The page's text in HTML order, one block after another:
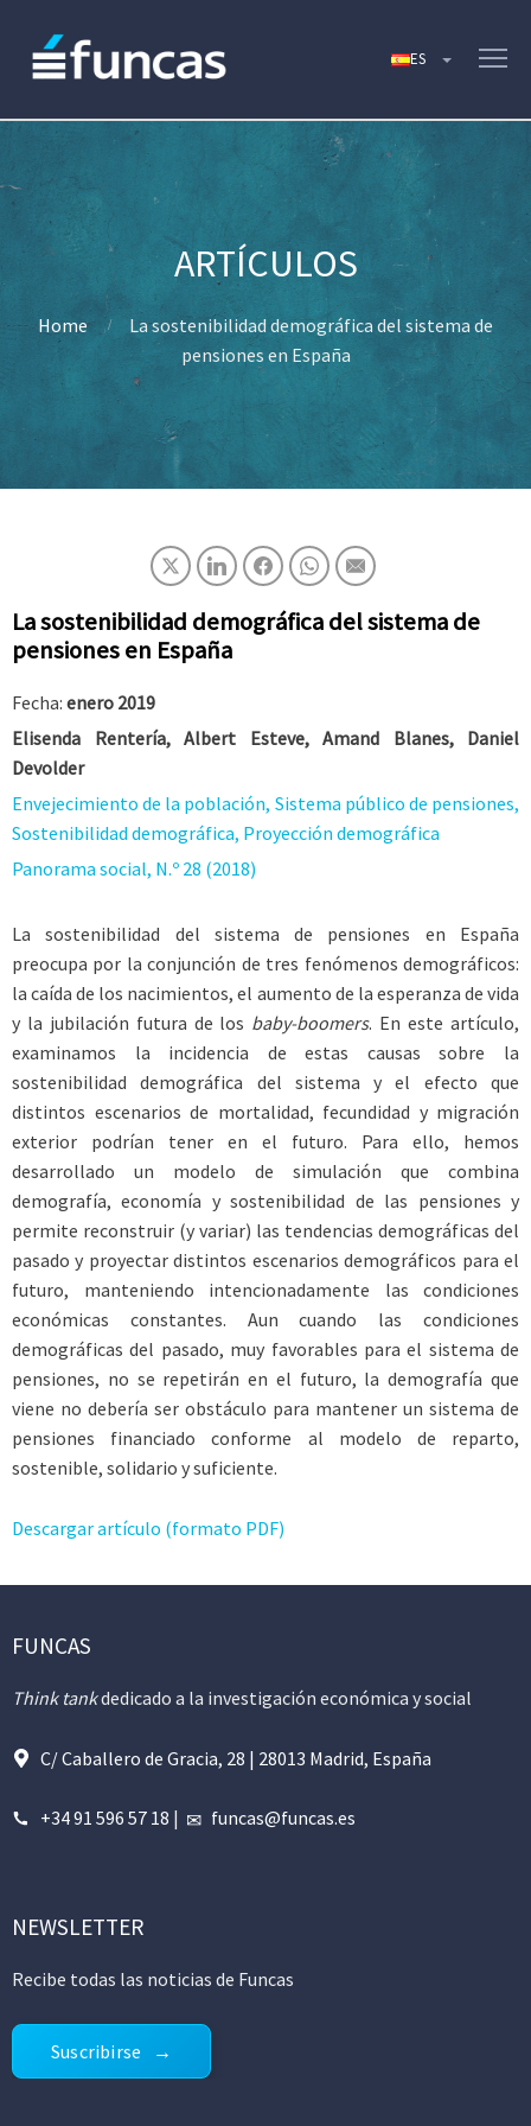
Home
La sostenibilidad demográfica del sistema de
pensiones en España
La sostenibilidad demográfica del sistema de
pensiones en España
Fecha: enero 2019
Elisenda Rentería, Albert Esteve, Amand Blanes, Daniel
Devolder
Envejecimiento de la población, Sistema público de pensiones,
Sostenibilidad demográfica, Proyección demográfica
Panorama social, N.º 28 (2018)
La sostenibilidad del sistema de pensiones en España
preocupa por la conjunción de tres fenómenos demográficos:
la caída de los nacimientos, el aumento de la esperanza de vida
y la jubilación futura de los baby-boomers. En este artículo,
examinamos la incidencia de estas causas sobre la
sostenibilidad demográfica del sistema y el efecto que
distintos escenarios de mortalidad, fecundidad y migración
exterior podrían tener en el futuro. Para ello, hemos
desarrollado un modelo de simulación que combina
demografía, economía y sostenibilidad de las pensiones y
permite reconstruir (y variar) las tendencias demográficas del
pasado y proyectar distintos escenarios demográficos para el
futuro, manteniendo intencionadamente las condiciones
económicas constantes. Aun cuando las condiciones
demográficas del pasado, muy favorables para el sistema de
pensiones, no se repetirán en el futuro, la demografía que
viene no debería ser obstáculo para mantener un sistema de
pensiones financiado conforme al modelo de reparto,
sostenible, solidario y suficiente.
Descargar artículo (formato PDF)
FUNCAS
Think tankdedicado a la investigación económica y social
C/ Caballero de Gracia, 28 | 28013 Madrid, España
+34 91 596 57 18 | funcas@funcas.es
NEWSLETTER
Recibe todas las noticias de Funcas
Suscribirse